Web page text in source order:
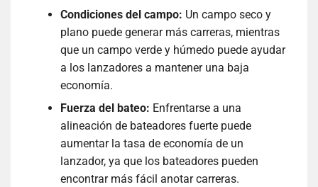
Condiciones del campo: Un campo seco y
plano puede generar más carreras, mientras
que un campo verde y húmedo puede ayudar
a los lanzadores a mantener una baja
economía.
Fuerza del bateo: Enfrentarse a una
alineación de bateadores fuerte puede
aumentar la tasa de economía de un
lanzador, ya que los bateadores pueden
encontrar más fácil anotar carreras.